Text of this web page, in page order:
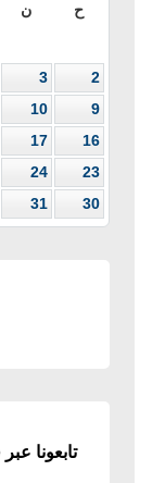
ح ن
2
3
9
10
16
17
23
24
30
31
تابعونا